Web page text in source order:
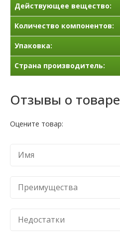
Действующее вещество:
Количество компонентов:
Упаковка:
Страна производитель:
Отзывы о товаре
Оцените товар: